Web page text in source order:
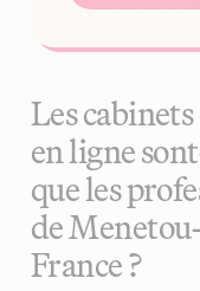
Les
en ligne
que les
de
France ?